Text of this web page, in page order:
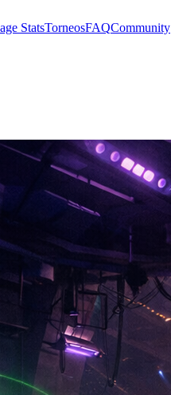
StatsTorneosFAQCommunity